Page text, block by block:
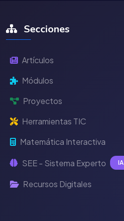
Secciones
Artículos
Módulos
Proyectos
Herramientas TIC
Matemática Interactiva
SEE - Sistema Experto IA
Recursos Digitales